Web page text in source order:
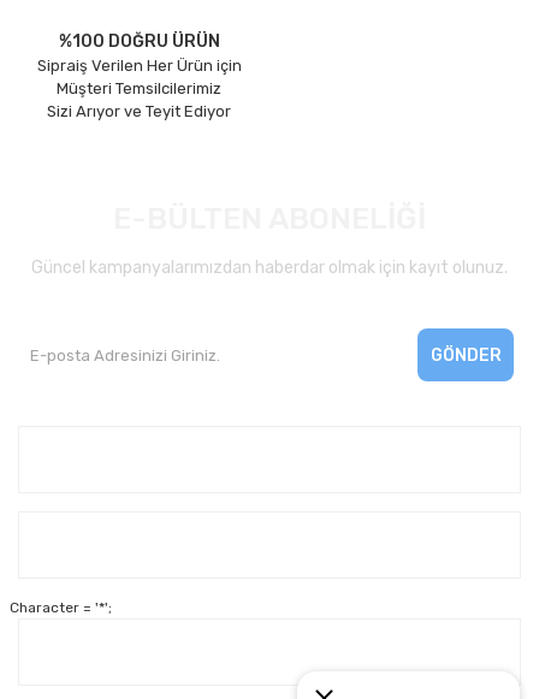
%100 DOĞRU ÜRÜN
Sipraiş Verilen Her Ürün için
Müşteri Temsilcilerimiz
Sizi Arıyor ve Teyit Ediyor
Güncel kampanyalarımızdan haberdar olmak için kayıt olunuz.
GÖNDER
Character = '*';